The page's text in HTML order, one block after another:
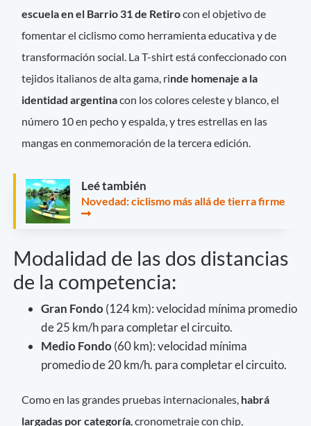
escuela en el Barrio 31 de Retirocon el objetivo de
fomentar el ciclismo como herramienta educativa y de
transformación social. La T-shirt está confeccionado con
tejidos italianos de alta gama, rinde homenaje a la
identidad argentinacon los colores celeste y blanco, el
número 10 en pecho y espalda, y tres estrellas en las
mangas en conmemoración de la tercera edición.
Leé también
Novedad: ciclismo más allá de tierra firme
Modalidad de las dos distancias
de la competencia:
Gran Fondo(124 km): velocidad mínima promedio
de 25 km/h para completar el circuito.
Medio Fondo(60 km): velocidad mínima
promedio de 20 km/h. para completar el circuito.
Como en las grandes pruebas internacionales, habrá
largadas por categoría , cronometraje con chip,